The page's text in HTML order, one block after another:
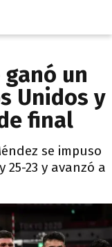
un
Unidos y
final
se impuso
25-23 y avanzó a